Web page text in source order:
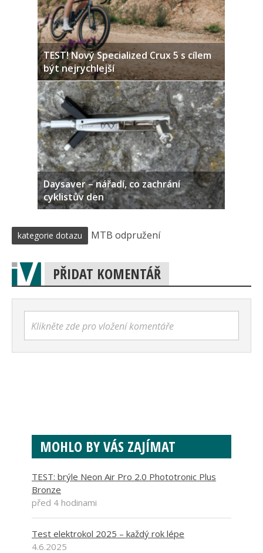
TEST! Nový Specialized Crux 5 s cílem
být nejrychlejší
Daysaver – nářadí, co zachrání
cyklistův den
kategorie dotazu MTB odpružení
PŘIDAT KOMENTÁŘ
Klikněte zde pro vložení komentáře
MOHLO BY VÁS ZAJÍMAT
TEST: brýle Neon Air Pro 2.0 Phototronic Plus
Bronze
před 4 hodinami
Test elektrokol 2025 – každý rok lépe
4.6.2025